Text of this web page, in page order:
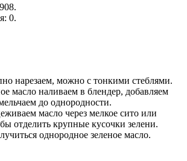
0.
нарезаем, можно с тонкими стеблями.
масло наливаем в блендер, добавляем
до однородности.
масло через мелкое сито или
отделить крупные кусочки зелени.
однородное зеленое масло.